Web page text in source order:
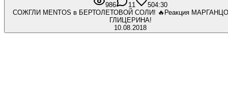
986 11 504:30
СОЖГЛИ MENTOS в БЕРТОЛЕТОВОЙ СОЛИ! 🔥Реакция
ГЛИЦЕРИНА!
10.08.2018